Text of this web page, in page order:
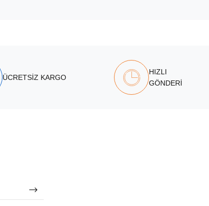
ÜCRETSİZ KARGO
HIZLI
GÖNDERİ